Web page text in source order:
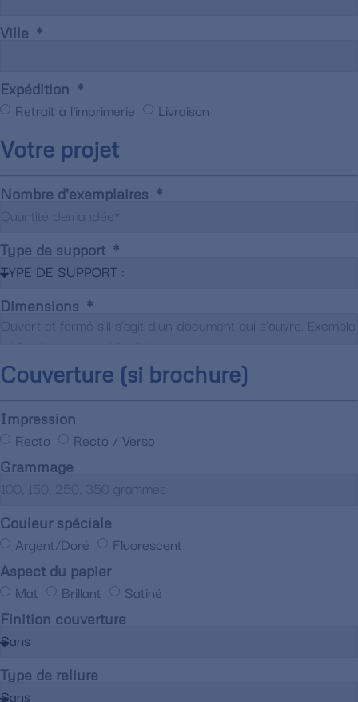
Ville
Expédition
Retrait à l'imprimerie Livraison
Votre projet
Nombre d'exemplaires
Type de support
Dimensions
Couverture (si brochure)
Impression
Recto Recto / Verso
Grammage
Couleur spéciale
Argent/Doré Fluorescent
Aspect du papier
Mat Brillant Satiné
Finition couverture
Type de reliure